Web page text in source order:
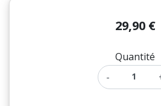
29,90 €
Quantité
-